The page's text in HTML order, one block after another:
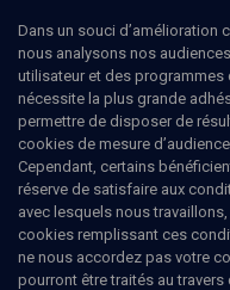
Ajouter Partager J’aime
Dans un souci d’amélioration
nous analysons nos
utilisateur et des programmes
nécessite la plus grande
permettre de disposer de
cookies de mesure
Cependant, certains
réserve de satisfaire aux
avec lesquels nous
cookies remplissant ces
ne nous accordez pas votre
pourront être traités au